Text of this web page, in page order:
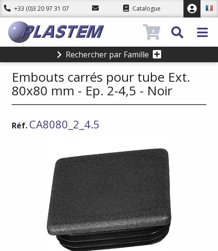
+33 (0)3 20 97 31 07 Catalogue
Rechercher par Famille
0
Embouts carrés pour tube Ext.
80x80 mm - Ep. 2-4,5 - Noir
Réf. CA8080_2_4.5